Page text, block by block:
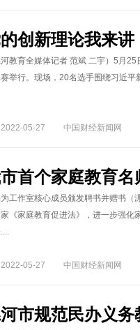
创新理论我来讲
河教育全媒体记者 范斌 二宇）5月
举行。现场，20名选手围绕习近
2022-05-27 中国财经新闻网
首个家庭教育名
工作室核心成员颁发聘书并赠书（
《家庭教育促进法》，进一步强化
2022-05-27 中国财经新闻网
市规范民办义